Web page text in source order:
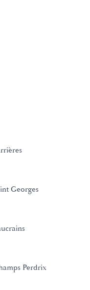
Georges
Perdrix